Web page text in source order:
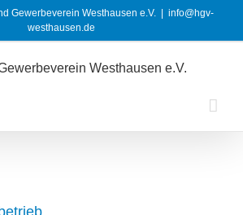
Gewerbeverein Westhausen e.V.
info@hgv-
westhausen.de